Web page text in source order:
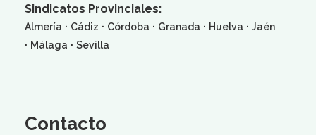
Sindicatos Provinciales:
Almería · Cádiz · Córdoba · Granada · Huelva · Jaén
· Málaga · Sevilla
Contacto